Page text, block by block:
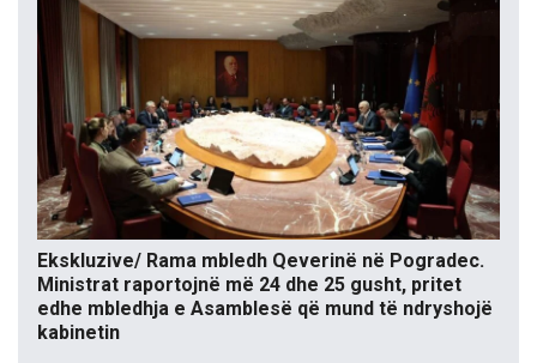
Ekskluzive/ Rama mbledh Qeverinë në Pogradec.
Ministrat raportojnë më 24 dhe 25 gusht, pritet
edhe mbledhja e Asamblesë që mund të ndryshojë
kabinetin